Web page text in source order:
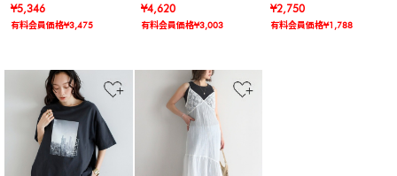
¥5,346
有料会員価格¥3,475
¥4,620
有料会員価格¥3,003
¥2,750
有料会員価格¥1,788